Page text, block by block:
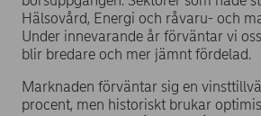
Hälsovård, Energi och råvaru- och
Under innevarande år förväntar vi
blir bredare och mer jämnt fördelad.
Marknaden förväntar sig en
procent, men historiskt brukar